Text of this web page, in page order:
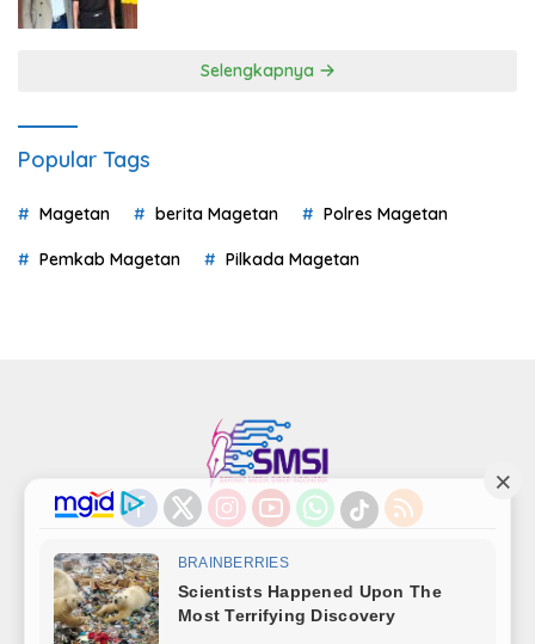
Selengkapnya
Popular Tags
Magetan berita Magetan Polres Magetan
Pemkab Magetan Pilkada Magetan
Indeks Kode Etik
Disclaimer
Pedoman Media Siber
Kode Perilaku Perusahaan Pers